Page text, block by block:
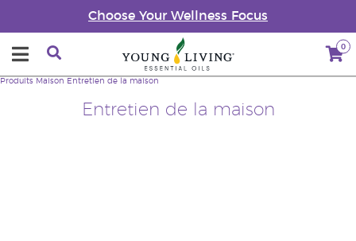
Choose Your Wellness Focus
0
Entretien de la maison
Produits Maison Entretien de la maison